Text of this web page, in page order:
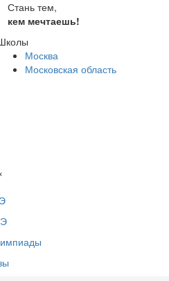
Стань тем,
кем мечтаешь!
Москва
Московская область